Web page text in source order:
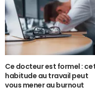
Ce docteur est formel :
habitude au travail peut
vous mener au burnout